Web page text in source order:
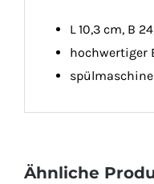
L 10,3 cm, B
hochwertiger
Ähnliche